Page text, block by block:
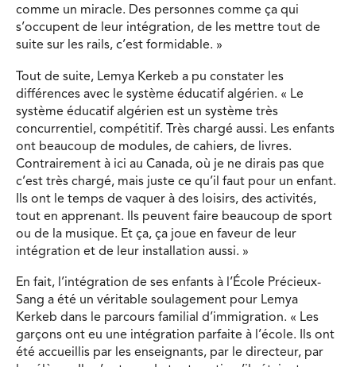
comme un miracle. Des personnes comme ça qui
s’occupent de leur intégration, de les mettre tout de
suite sur les rails, c’est formidable. »
Tout de suite, Lemya Kerkeb a pu constater les
différences avec le système éducatif algérien. « Le
système éducatif algérien est un système très
concurrentiel, compétitif. Très chargé aussi. Les enfants
ont beaucoup de modules, de cahiers, de livres.
Contrairement à ici au Canada, où je ne dirais pas que
c’est très chargé, mais juste ce qu’il faut pour un enfant.
Ils ont le temps de vaquer à des loisirs, des activités,
tout en apprenant. Ils peuvent faire beaucoup de sport
ou de la musique. Et ça, ça joue en faveur de leur
intégration et de leur installation aussi. »
En fait, l’intégration de ses enfants à l’École Précieux-
Sang a été un véritable soulagement pour Lemya
Kerkeb dans le parcours familial d’immigration. « Les
garçons ont eu une intégration parfaite à l’école. Ils ont
été accueillis par les enseignants, par le directeur, par